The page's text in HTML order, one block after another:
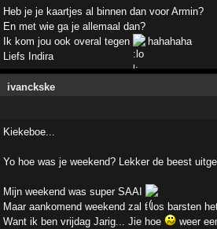
Heb je je kaartjes al binnen dan voor Armin?
En met wie ga je allemaal dan?
Ik kom jou ook overal tegen
hahahaha
Liefs Indira
ivanckske
Kiekeboe...
Yo hoe was je weekend? Lekker de beest
Mijn weekend was super SAAI
Maar aankomend weekend zal t los barsten
Want ik ben vrijdag Jarig... Jie hoe
weer